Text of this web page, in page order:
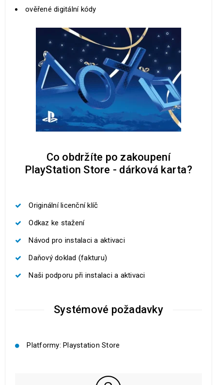
ověřené digitální kódy
Co obdržíte po zakoupení
PlayStation Store - dárková karta?
Originální licenční klíč
Odkaz ke stažení
Návod pro instalaci a aktivaci
Daňový doklad (fakturu)
Naši podporu při instalaci a aktivaci
Systémové požadavky
Platformy: Playstation Store